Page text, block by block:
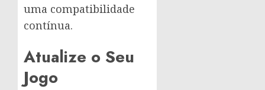
uma compatibilidade
contínua.
Atualize o Seu
Jogo